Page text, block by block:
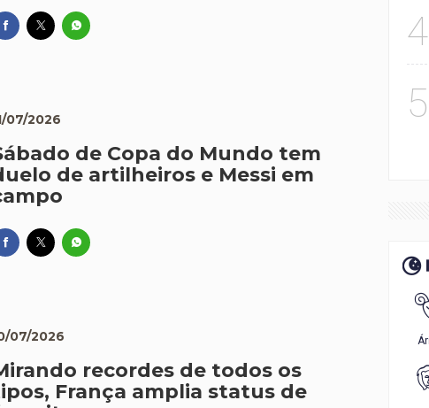
07/2026
de Copa do Mundo tem
de artilheiros e Messi em
07/2026
recordes de todos os
França amplia status de
4
5